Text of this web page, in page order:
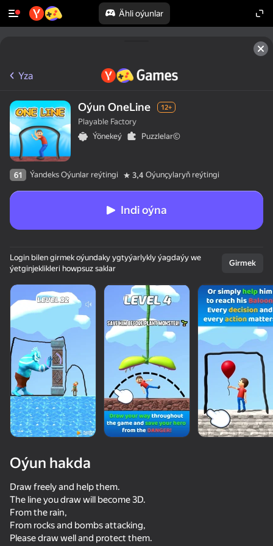
Ähli oýunlar
50+ top oýunlar, olary oýnaýar
hatda «oýnamayanlar» hem
Sausage Flip
67
Extreme Flip
Yza
Oýun OneLine 12+
Playable Factory
Ýönekeý
Puzzlelar©
61 Ýandeks Oýunlar reýtingi 3,4 Oýunçylaryň reýtingi
Indi oýna
Login bilen girmek oýundaky ygtyýarlykly ýagdaýy we
ýetginjeklikleri howpsuz saklar
Girmek
Oýun hakda
Draw freely and help them.
The line you draw will become 3D.
From the rain,
From rocks and bombs attacking,
Please draw well and protect them.